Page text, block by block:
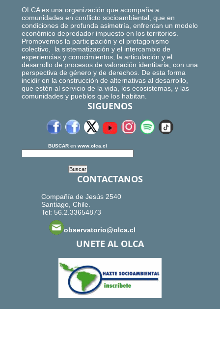
OLCA es una organización que acompaña a
comunidades en conflicto socioambiental, que en
condiciones de profunda asimetría, enfrentan un modelo
económico depredador impuesto en los territorios.
Promovemos la participación y el protagonismo
colectivo, la sistematización y el intercambio de
experiencias y conocimientos, la articulación y el
desarrollo de procesos de valoración identitaria, con una
perspectiva de género y de derechos. De esta forma
incidir en la construcción de alternativas al desarrollo,
que estén al servicio de la vida, los ecosistemas, y las
comunidades y pueblos que los habitan.
SIGUENOS
BUSCAR en www.olca.cl
CONTACTANOS
Compañía de Jesús 2540
Santiago, Chile.
Tel: 56.2.33654873
observatorio@olca.cl
UNETE AL OLCA